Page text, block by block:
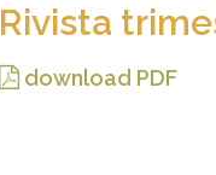
Rivista
download PDF